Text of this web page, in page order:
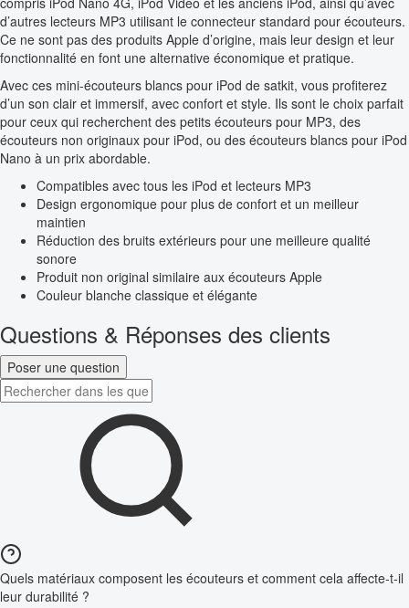
d’autres lecteurs MP3 utilisant le connecteur standard pour écouteurs.
Ce ne sont pas des produits Apple d’origine, mais leur design et leur
fonctionnalité en font une alternative économique et pratique.
Avec ces mini-écouteurs blancs pour iPod de satkit, vous profiterez
d’un son clair et immersif, avec confort et style. Ils sont le choix parfait
pour ceux qui recherchent des petits écouteurs pour MP3, des
écouteurs non originaux pour iPod, ou des écouteurs blancs pour iPod
Nano à un prix abordable.
Compatibles avec tous les iPod et lecteurs MP3
Design ergonomique pour plus de confort et un meilleur
maintien
Réduction des bruits extérieurs pour une meilleure qualité
sonore
Produit non original similaire aux écouteurs Apple
Couleur blanche classique et élégante
Questions & Réponses des clients
Poser une question
Quels matériaux composent les écouteurs et comment cela affecte-t-il
leur durabilité ?